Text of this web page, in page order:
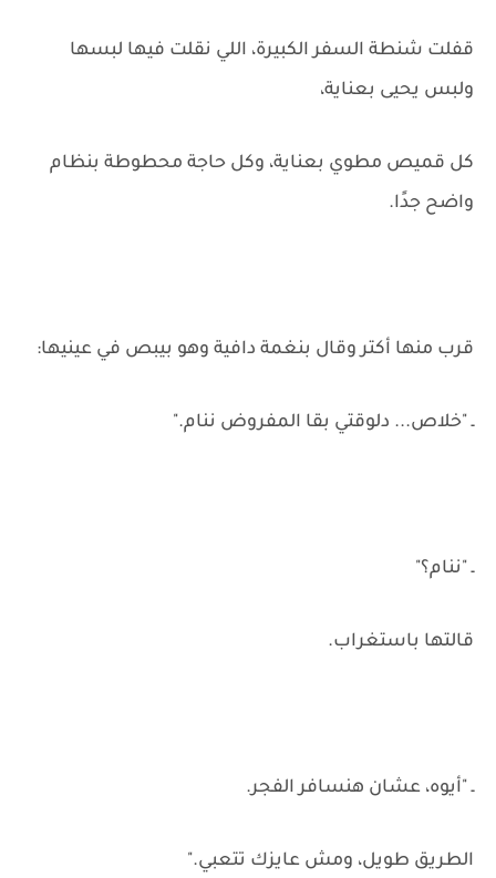
قفلت شنطة السفر الكبيرة، اللي نقلت فيها لبسها
ولبس يحيى بعناية،
كل قميص مطوي بعناية، وكل حاجة محطوطة بنظام
واضح جدًا.
قرب منها أكتر وقال بنغمة دافية وهو بيبص في عينيها:
ـ "خلاص... دلوقتي بقا المفروض ننام."
ـ "ننام؟"
قالتها باستغراب.
ـ "أيوه، عشان هنسافر الفجر.
الطريق طويل، ومش عايزك تتعبي."